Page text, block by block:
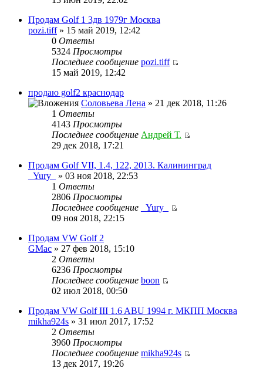
Продам Golf 1 3дв 1979г Москва
pozi.tiff» 15 май 2019, 12:42
0 Ответы
5324 Просмотры
Последнее сообщение pozi.tiff
15 май 2019, 12:42
продаю golf2 краснодар
Соловьева Лена » 21 дек 2018, 11:26
1 Ответы
4143 Просмотры
Последнее сообщение Андрей Т.
29 дек 2018, 17:21
Продам Golf VII, 1.4, 122, 2013. Калининград
_Yury_
» 03 ноя 2018, 22:53
1 Ответы
2806 Просмотры
Последнее сообщение
_Yury_
09 ноя 2018, 22:15
Продам VW Golf 2
GMac » 27 фев 2018, 15:10
2 Ответы
6236 Просмотры
Последнее сообщение boon
02 июл 2018, 00:50
Продам VW Golf III 1.6 ABU 1994 г. МКПП Москва
mikha924s » 31 июл 2017, 17:52
2 Ответы
3960 Просмотры
Последнее сообщение mikha924s
13 дек 2017, 19:26